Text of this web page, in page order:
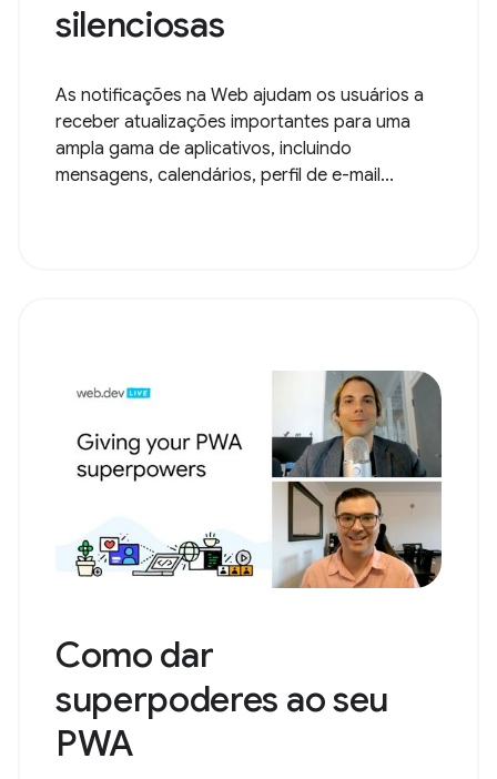
silenciosas
As notificações na Web ajudam os usuários a
receber atualizações importantes para uma
ampla gama de aplicativos, incluindo
mensagens, calendários, perfil de e-mail...
Como dar
superpoderes ao seu
PWA